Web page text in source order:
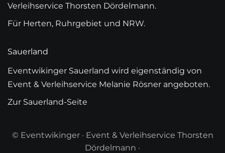
Verleihservice Thorsten Dördelmann.
Für Herten, Ruhrgebiet und NRW.
Sauerland
Eventwikinger Sauerland wird eigenständig von
Event & Verleihservice Melanie Rösner angeboten.
Zur Sauerland-Seite
© Eventwikinger · Event & Verleihservice Thorsten
Dördelmann ·